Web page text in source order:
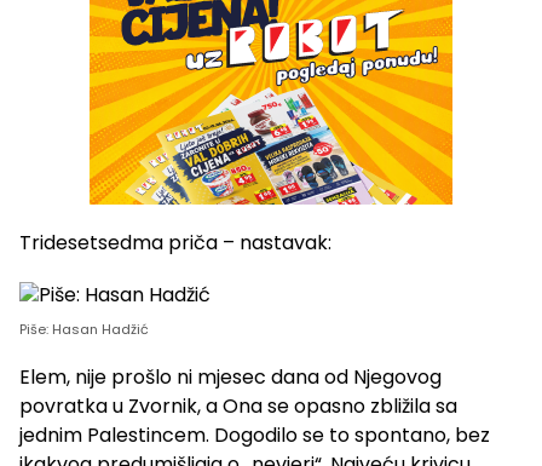
Tridesetsedma priča – nastavak:
Piše: Hasan Hadžić
Elem, nije prošlo ni mjesec dana od Njegovog
povratka u Zvornik, a Ona se opasno zbližila sa
jednim Palestincem. Dogodilo se to spontano, bez